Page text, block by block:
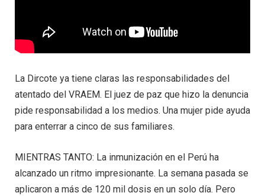
La Dircote ya tiene claras las responsabilidades del
atentado del VRAEM. El juez de paz que hizo la denuncia
pide responsabilidad a los medios. Una mujer pide ayuda
para enterrar a cinco de sus familiares.
MIENTRAS TANTO: La inmunización en el Perú ha
alcanzado un ritmo impresionante. La semana pasada se
aplicaron a más de 120 mil dosis en un solo día. Pero